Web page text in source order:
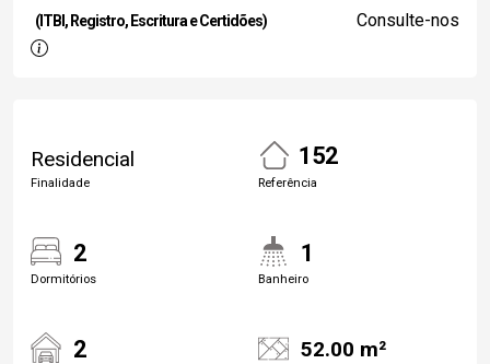
(ITBI, Registro, Escritura e Certidões) Consulte-nos
Residencial
Finalidade
152
Referência
2
Dormitórios
1
Banheiro
2 52.00 m²